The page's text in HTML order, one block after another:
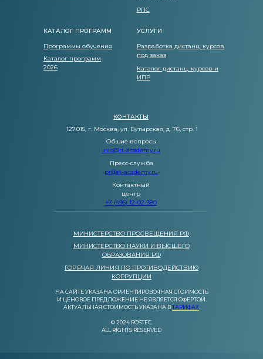
© 2024 ROSTEC.
ALL RIGHTS RESERVED
ГОРЯЧАЯ ЛИНИЯ ПО ПРОТИВОДЕЙСТВИЮ
КОРРУПЦИИ
МИНИСТЕРСТВО НАУКИ И ВЫСШЕГО
ОБРАЗОВАНИЯ РФ
МИНИСТЕРСТВО ПРОСВЕЩЕНИЯ РФ
НА САЙТЕ УКАЗАНА ОРИЕНТИРОВОЧНАЯ СТОИМОСТЬ
И ЦЕНОВОЕ ПРЕДЛОЖЕНИЕ НЕ ЯВЛЯЕТСЯ ОФЕРТОЙ.
АКТУАЛЬНАЯ СТОИМОСТЬ УКАЗАНА ВТАРИФАХ
КАТАЛОГ ПРОГРАММ
Программы обучения
Каталог программ
2026
УСЛУГИ
Разработка дистанц. курсов
под заказ
Каталог дистанц. курсов и
ИПР
КОНТАКТЫ
127 015, г. Москва, ул. Бутырская, д. 76, стр. 1
Общие вопросы
info@rt-academy.ru
Пресс-служба
pr@rt-academy.ru
Контактный
центр
+7 (495) 12-02-380
РПС